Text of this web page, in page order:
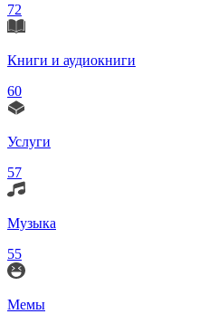
72
Книги и аудиокниги
60
Услуги
57
Музыка
55
Мемы